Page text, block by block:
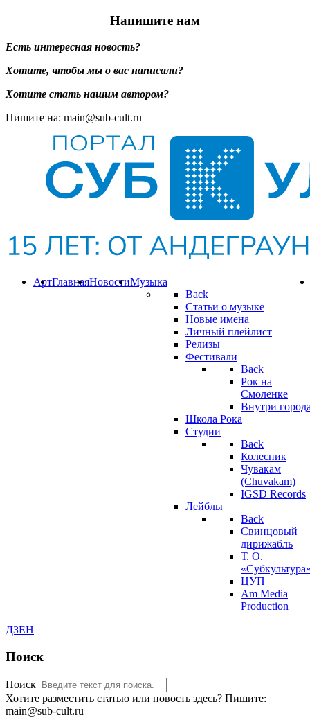
Напишите нам
Есть интересная новость?
Хотите, чтобы мы о вас написали?
Хотите стать нашим автором?
Пишите на: main@sub-cult.ru
Музыка
Back
Статьи о музыке
Новые имена
Личный плейлист
Релизы
Фестивали
Back
Рок на
Смоленке
Внутри
Школа Рока
Студии
Back
Колесник
Чувакам
(Chuvakam)
IGSD Records
Лейблы
Back
Свинцовый
дирижабль
Т. О.
ЦУП
Am Media
Production
Новости
Главная
Арт
ДЗЕН
Поиск
Поиск
Хотите разместить статью или новость здесь? Пишите:
main@sub-cult.ru